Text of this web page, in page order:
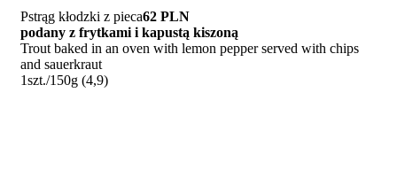
Pstrąg kłodzki z pieca62 PLN
podany z frytkami i kapustą kiszoną
Trout baked in an oven with lemon pepper served with chips
and sauerkraut
1szt./150g (4,9)